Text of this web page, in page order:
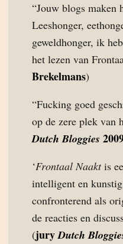
“Jouw blogs maken
Leeshonger,
geweldhonger, ik
het lezen van
Brekelmans)
“Fucking goed
op de zere plek van
Dutch Bloggies
‘Frontaal Naaktis
intelligent en
confronterend als
de reacties en
(juryDutch